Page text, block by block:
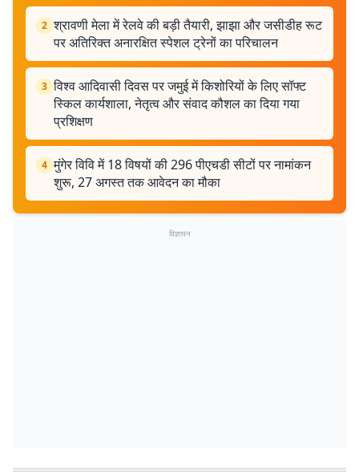
2 श्रावणी मेला में रेलवे की बड़ी तैयारी, झाझा और जसीडीह रूट
पर अतिरिक्त अनारक्षित स्पेशल ट्रेनों का परिचालन
3 विश्व आदिवासी दिवस पर जमुई में किशोरियों के लिए सॉफ्ट
स्किल कार्यशाला, नेतृत्व और संवाद कौशल का दिया गया
प्रशिक्षण
4 मुंगेर विवि में 18 विषयों की 296 पीएचडी सीटों पर नामांकन
शुरू, 27 अगस्त तक आवेदन का मौका
विज्ञापन